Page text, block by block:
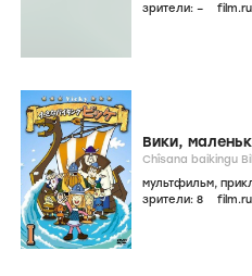
зрители: –
Вики,
мультфильм,
зрители: 8